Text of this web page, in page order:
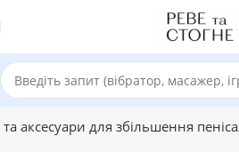
аксесуари для збільшення пеніса